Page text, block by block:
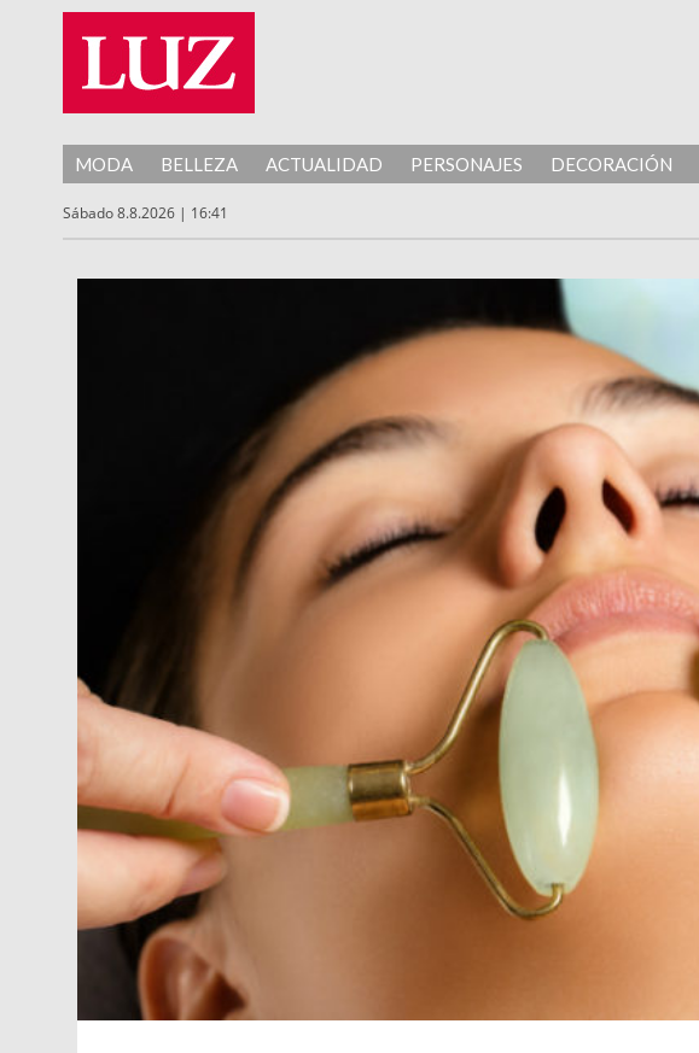
MODA BELLEZA ACTUALIDAD PERSONAJES DECORACIÓN
Sábado 8.8.2026 | 16:41